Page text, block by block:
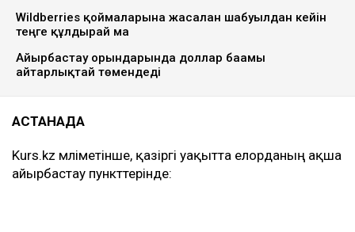
Wildberries қоймаларына жасалған шабуылдан кейін
теңге құлдырай ма
Айырбастау орындарында доллар бағамы
айтарлықтай төмендеді
АСТАНАДА
Kurs.kz мәліметінше, қазіргі уақытта елорданың ақша
айырбастау пункттерінде: